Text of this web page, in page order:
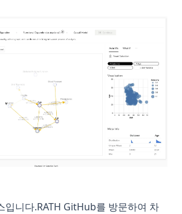
new tab)
입니다.RATH GitHub를 방문하여 차